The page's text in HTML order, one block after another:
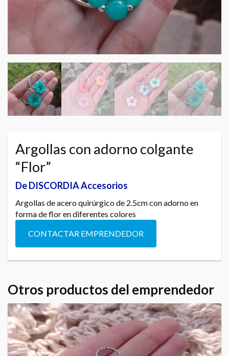
Argollas con adorno colgante
“Flor”
De DISCORDIA Accesorios
Argollas de acero quirúrgico de 2.5cm con adorno en
forma de flor en diferentes colores
CONTACTAR EMPRENDEDOR
Otros productos del emprendedor